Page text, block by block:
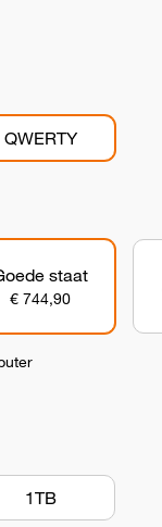
QWERTY
staat
€ 744,90
1TB